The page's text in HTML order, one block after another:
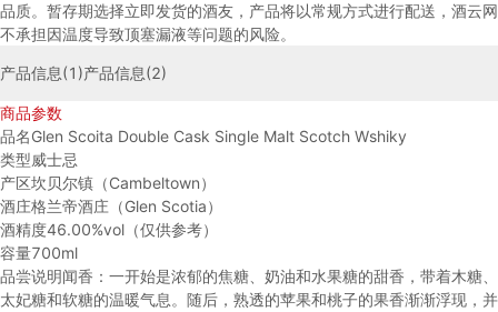
品质。暂存期选择立即发货的酒友，产品将以常规方式进行配送，酒云网
不承担因温度导致顶塞漏液等问题的风险。
产品信息(1)产品信息(2)
商品参数
品名Glen Scoita Double Cask Single Malt Scotch Wshiky
类型威士忌
产区坎贝尔镇（Cambeltown）
酒庄格兰帝酒庄（Glen Scotia）
酒精度46.00%vol（仅供参考）
容量700ml
品尝说明闻香：一开始是浓郁的焦糖、奶油和水果糖的甜香，带着木糖、
太妃糖和软糖的温暖气息。随后，熟透的苹果和桃子的果香渐渐浮现，并